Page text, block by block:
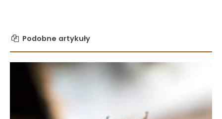
Podobne artykuły